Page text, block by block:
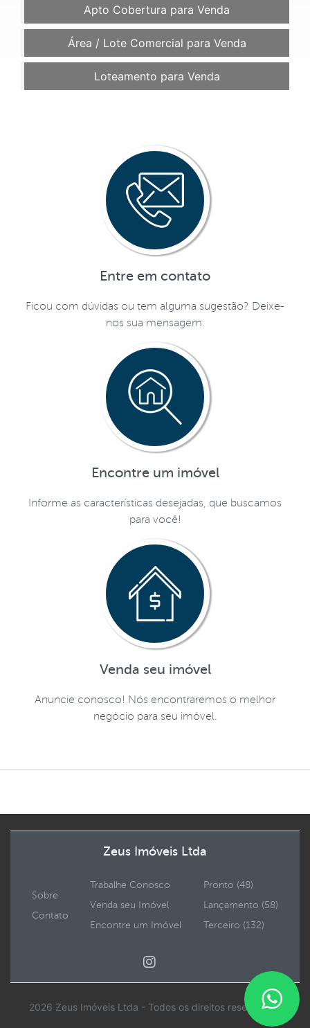
Apto Cobertura para Venda
Área / Lote Comercial para Venda
Loteamento para Venda
Entre em contato
Ficou com dúvidas ou tem alguma sugestão? Deixe-
nos sua mensagem.
Encontre um imóvel
Informe as características desejadas, que buscamos
para você!
Venda seu imóvel
Anuncie conosco! Nós encontraremos o melhor
negócio para seu imóvel.
Zeus Imóveis Ltda
Sobre
Contato
Trabalhe Conosco
Venda seu Imóvel
Encontre um Imóvel
Pronto (48)
Lançamento (58)
Terceiro (132)
2026 Zeus Imóveis Ltda - Todos os direitos reservados.